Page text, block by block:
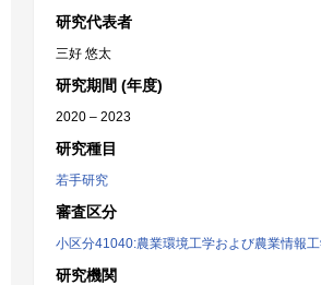
研究代表者
三好 悠太
研究期間 (年度)
2020 – 2023
研究種目
若手研究
審査区分
小区分41040:農業環境工学および農業情報
研究機関